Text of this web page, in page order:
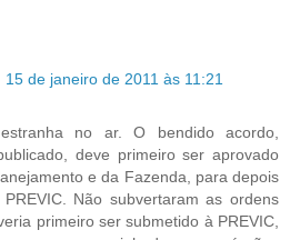
15 de janeiro de 2011 às 11:21
no ar. O bendido acordo,
deve primeiro ser aprovado
e da Fazenda, para depois
Não subvertaram as ordens
primeiro ser submetido à PREVIC,